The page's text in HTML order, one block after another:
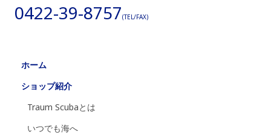
0422-39-8757(TEL/FAX)
ホーム
ショップ紹介
Traum Scubaとは
いつでも海へ